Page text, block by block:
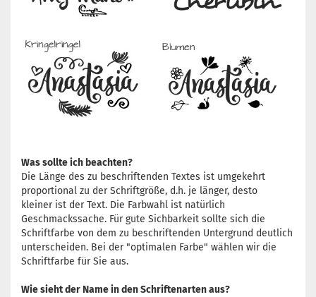
Was sollte ich beachten?
Die Länge des zu beschriftenden Textes ist umgekehrt
proportional zu der Schriftgröße, d.h. je länger, desto
kleiner ist der Text. Die Farbwahl ist natürlich
Geschmackssache. Für gute Sichbarkeit sollte sich die
Schriftfarbe von dem zu beschriftenden Untergrund deutlich
unterscheiden. Bei der "optimalen Farbe" wählen wir die
Schriftfarbe für Sie aus.
Wie sieht der Name in den Schriftenarten aus?